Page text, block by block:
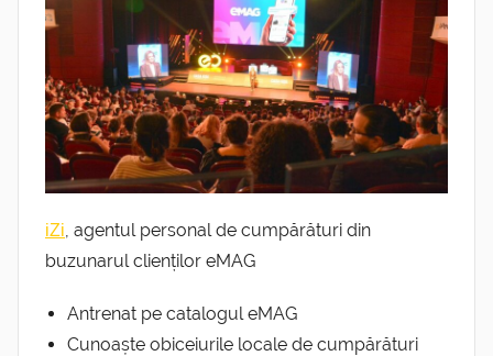
iZi , agentul personal de cumpărături din
buzunarul clienților eMAG
Antrenat pe catalogul eMAG
Cunoaște obiceiurile locale de cumpărături